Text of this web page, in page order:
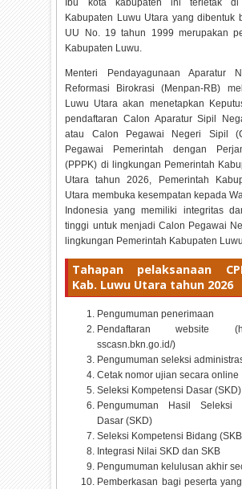
Ibu kota kabupaten ini terletak di
Kabupaten Luwu Utara yang dibentuk
UU No. 19 tahun 1999 merupakan
Kabupaten Luwu.
Menteri Pendayagunaan Aparatur
Reformasi Birokrasi (Menpan-RB)
Luwu Utara akan menetapkan
pendaftaran Calon Aparatur Sipil
atau Calon Pegawai Negeri Sipil
Pegawai Pemerintah dengan
(PPPK) di lingkungan Pemerintah
Utara tahun2026, Pemerintah
Utara membuka kesempatan kepada
Indonesia yang memiliki integritas
tinggi untuk menjadi Calon Pegawai
lingkungan Pemerintah Kabupaten
Tahapan pelaksanaan
Kab. Luwu Utara tahun 2026
Pengumuman penerimaan
Pendaftaran website
sscasn.bkn.go.id/)
Pengumuman seleksi
Cetak nomor ujian secara online
Seleksi Kompetensi Dasar (SKD)
Pengumuman Hasil Seleksi
Dasar (SKD)
Seleksi Kompetensi Bidang
Integrasi Nilai SKD dan SKB
Pengumuman kelulusan akhir
Pemberkasan bagi peserta